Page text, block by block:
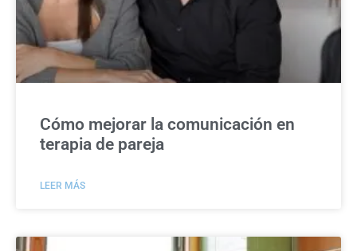
Cómo mejorar la comunicación en
terapia de pareja
LEER MÁS